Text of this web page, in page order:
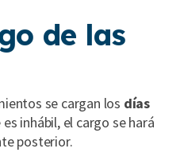
de las
se cargan los días
inhábil, el cargo se hará
posterior.